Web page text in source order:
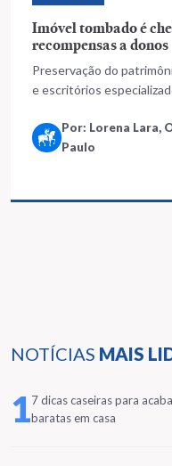
NOTÍCIAS MAIS
17 dicas caseiras para
baratas em casa
Imóvel tombado é
recompensas a donos
Preservação do
e escritórios
Por: Lorena Lara,
Paulo